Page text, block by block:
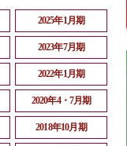
2025年1月期
2023年7月期
2022年1月期
2020年4・7月期
2018年10月期